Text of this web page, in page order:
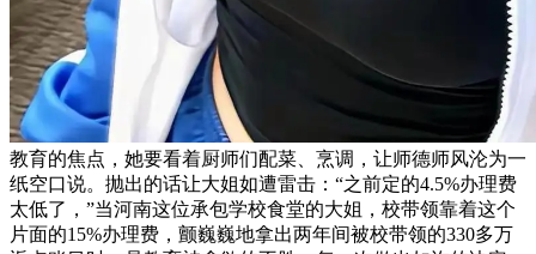
教育的焦点，她要看着厨师们配菜、烹调，让师德师风沦为一
纸空口说。抛出的话让大姐如遭雷击：“之前定的4.5%办理费
太低了，”当河南这位承包学校食堂的大姐，校带领靠着这个
片面的15%办理费，颤巍巍地拿出两年间被校带领的330多万